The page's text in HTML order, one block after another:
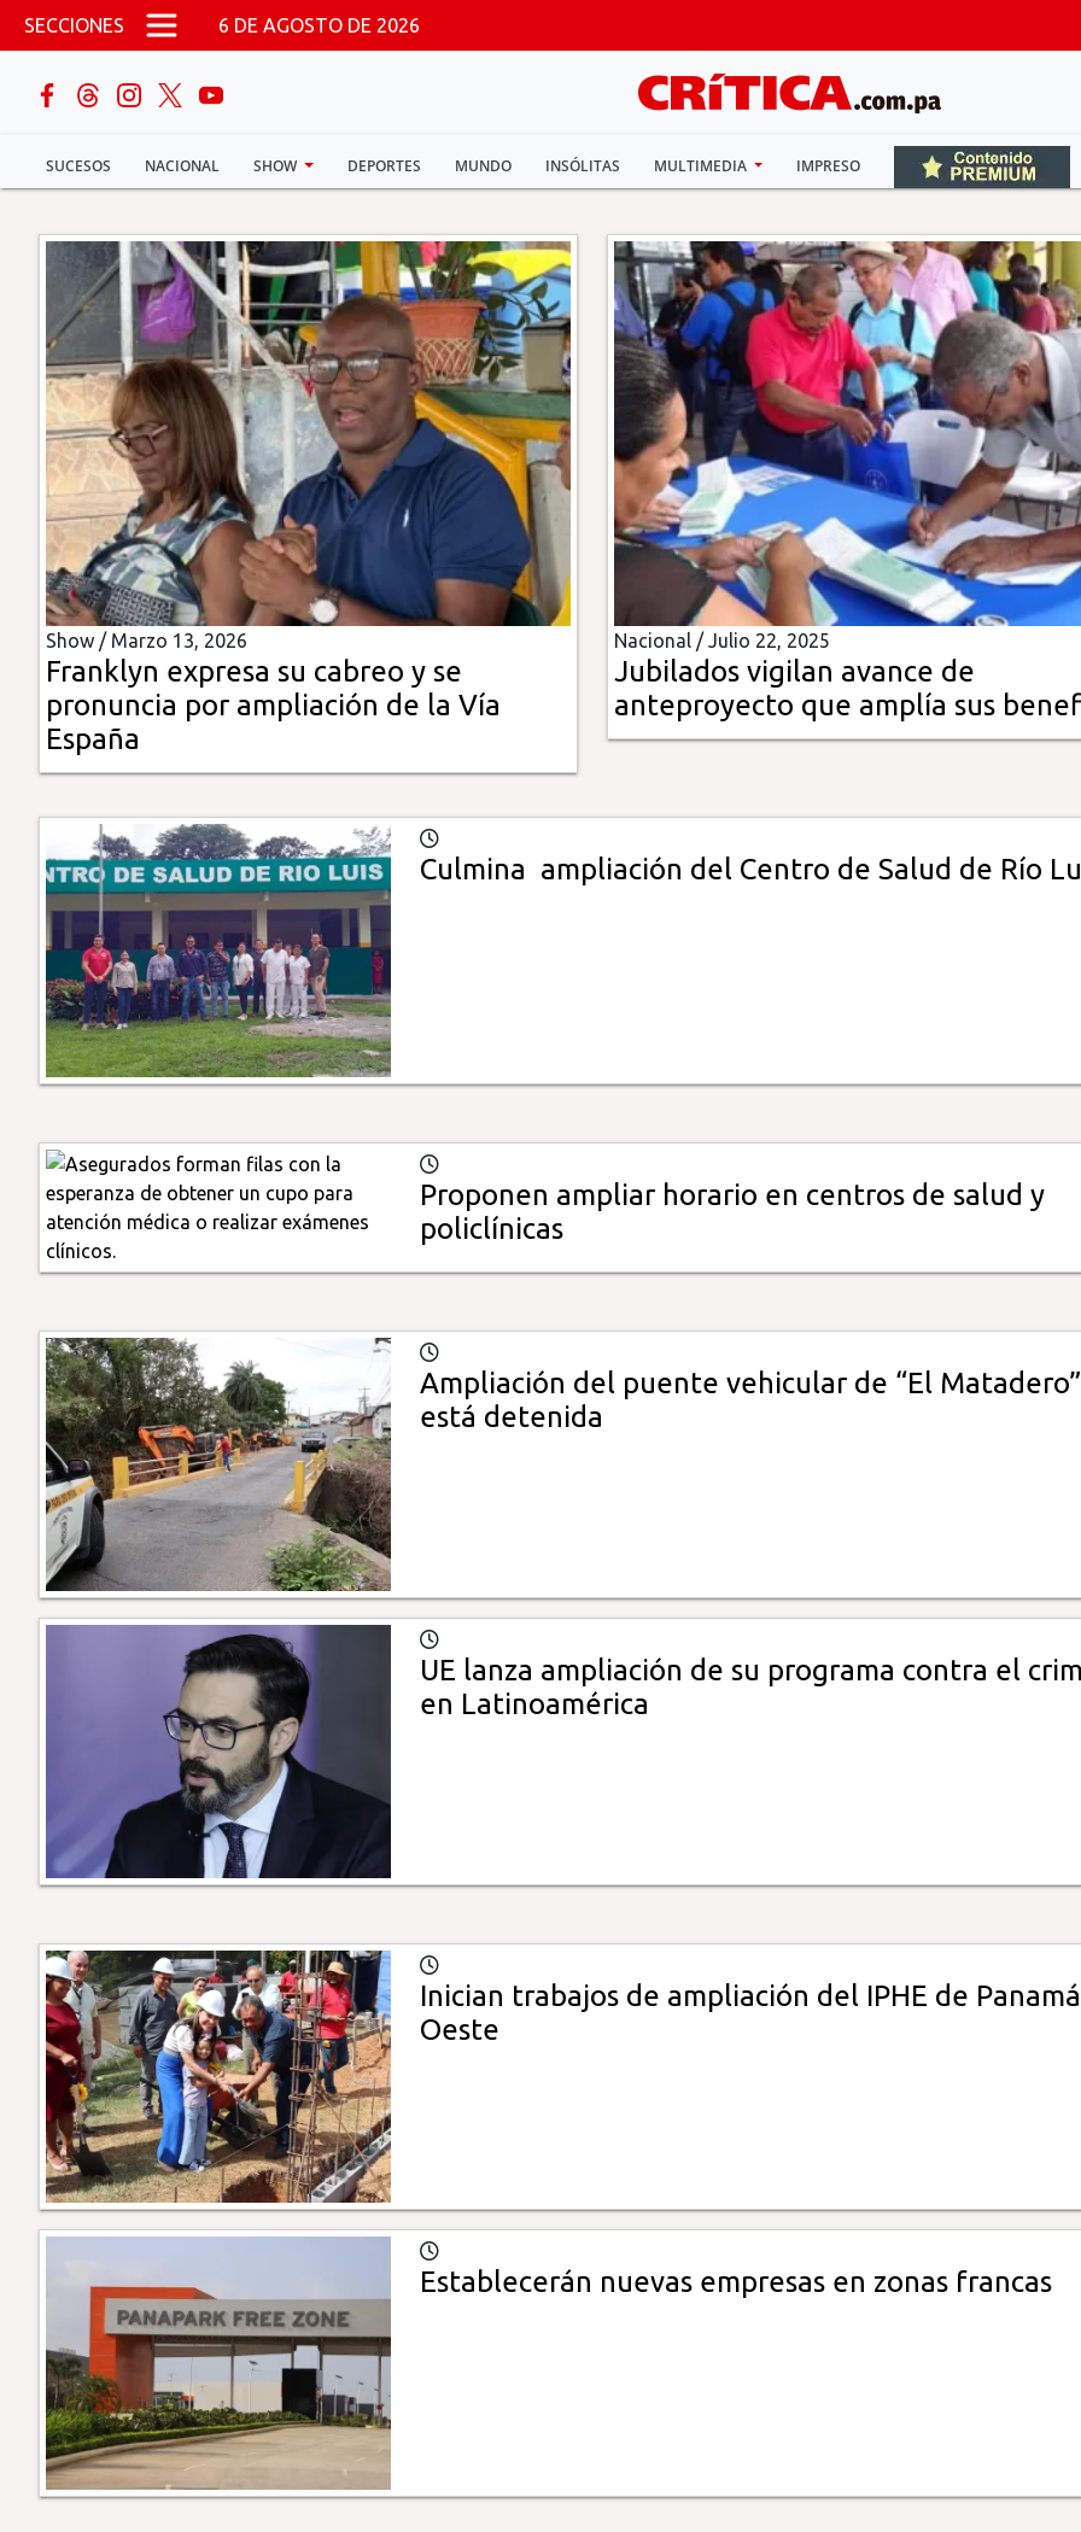
Pasar al contenido principal
SECCIONES 6 DE AGOSTO DE 2026
SUCESOS NACIONAL SHOW DEPORTES MUNDO INSÓLITAS MULTIMEDIA IMPRESO
buscar
Sucesos
Nacional
Política
Show
Deportes
Mundo
Insólitas
Multimedia
Impreso
Show / Marzo 13, 2026
Franklyn expresa su cabreo y se
pronuncia por ampliación de la Vía
España
Nacional /Julio 22, 2025
Jubilados vigilan avance de
anteproyecto que amplía sus
Culmina ampliación del Centro de Salud de Río
Proponen ampliar horario en centros de salud y
policlínicas
Ampliación del puente vehicular de “El Matadero”
está detenida
UE lanza ampliación de su programa contra el
en Latinoamérica
Inician trabajos de ampliación del IPHE de Panamá
Oeste
Establecerán nuevas empresas en zonas francas